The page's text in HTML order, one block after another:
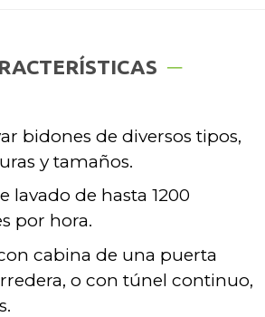
bidones de diversos tipos,
y tamaños.
lavado de hasta 1200
por hora.
cabina de una puerta
o con túnel continuo,